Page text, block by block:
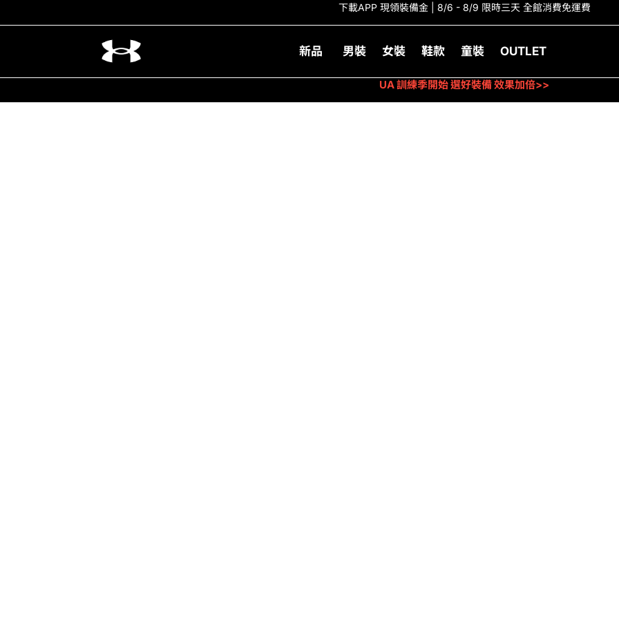
下載APP 現領裝備金 | 8/6 - 8/9 限時三天 全館消費免運費
新品 男裝 女裝 鞋款 童裝 OUTLET
UA 訓練季開始 選好裝備 效果加倍>>